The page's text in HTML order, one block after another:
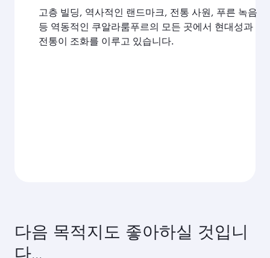
고층 빌딩, 역사적인 랜드마크, 전통 사원, 푸른 녹음
등 역동적인 쿠알라룸푸르의 모든 곳에서 현대성과
전통이 조화를 이루고 있습니다.
다음 목적지도 좋아하실 것입니
다...